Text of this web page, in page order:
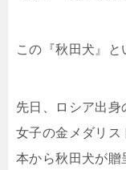
この『秋田犬』と
先日、ロシア出身
女子の金メダリス
本から秋田犬が贈